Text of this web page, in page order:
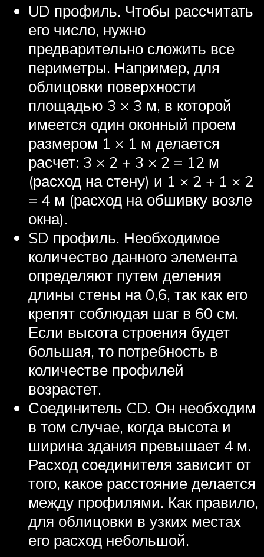
UD профиль. Чтобы рассчитать
его число, нужно
предварительно сложить все
периметры. Например, для
облицовки поверхности
площадью 3 × 3 м, в которой
имеется один оконный проем
размером 1 × 1 м делается
расчет: 3 × 2 + 3 × 2 = 12 м
(расход на стену) и 1 × 2 + 1 × 2
= 4 м (расход на обшивку возле
окна).
SD профиль. Необходимое
количество данного элемента
определяют путем деления
длины стены на 0,6, так как его
крепят соблюдая шаг в 60 см.
Если высота строения будет
большая, то потребность в
количестве профилей
возрастет.
Соединитель CD. Он необходим
в том случае, когда высота и
ширина здания превышает 4 м.
Расход соединителя зависит от
того, какое расстояние делается
между профилями. Как правило,
для облицовки в узких местах
его расход небольшой.